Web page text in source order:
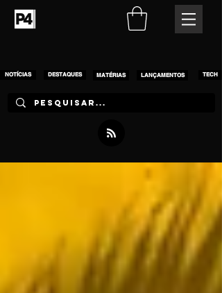
NOTÍCIAS DESTAQUES MATÉRIAS LANÇAMENTOS TECH